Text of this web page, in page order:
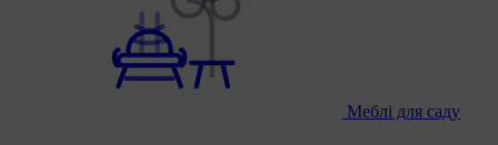
Меблі для саду